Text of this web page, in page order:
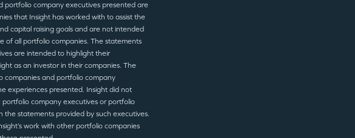
portfolio company executives presented are
that Insight has worked with to assist the
capital raising goals and are not intended
of all portfolio companies. The statements
are intended to highlight their
as an investor in their companies. The
companies and portfolio company
experiences presented. Insight did not
company executives or portfolio
the statements provided by such executives.
work with other portfolio companies